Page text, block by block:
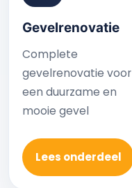
Gevelrenovatie
Complete
gevelrenovatie voor
een duurzame en
mooie gevel
Lees onderdeel